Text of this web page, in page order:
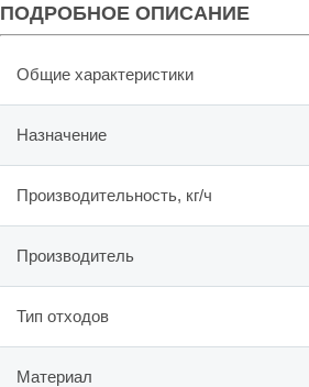
ПОДРОБНОЕ ОПИСАНИЕ
Общие характеристики
Назначение
Производительность, кг/ч
Производитель
Тип отходов
Материал